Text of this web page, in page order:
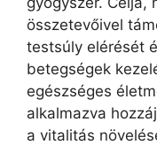
összetevőivel
testsúly elérését
betegségek
egészséges
alkalmazva
a vitalitás